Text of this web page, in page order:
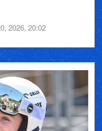
2026, 20:02